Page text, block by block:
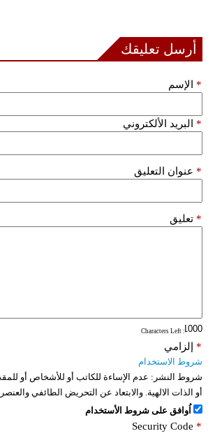
أرسل تعليقك
الإسم *
البريد الألكتروني *
عنوان التعليق *
تعليق *
: Characters Left
إلزامي *
شروط الاستخدام
شروط النشر: عدم الإساءة للكاتب أو للأشخاص أو
أو الذات الالهية. والابتعاد عن التحريض الطائفي
اُوافق على شروط الأستخدام
Security Code *